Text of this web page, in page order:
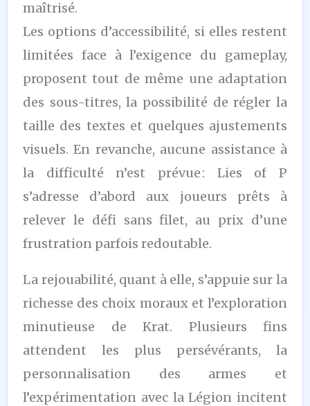
maîtrisé.
Les options d’accessibilité, si elles restent
limitées face à l’exigence du gameplay,
proposent tout de même une adaptation
des sous-titres, la possibilité de régler la
taille des textes et quelques ajustements
visuels. En revanche, aucune assistance à
la difficulté n’est prévue : Lies of P
s’adresse d’abord aux joueurs prêts à
relever le défi sans filet, au prix d’une
frustration parfois redoutable.
La rejouabilité, quant à elle, s’appuie sur la
richesse des choix moraux et l’exploration
minutieuse de Krat. Plusieurs fins
attendent les plus persévérants, la
personnalisation des armes et
l’expérimentation avec la Légion incitent